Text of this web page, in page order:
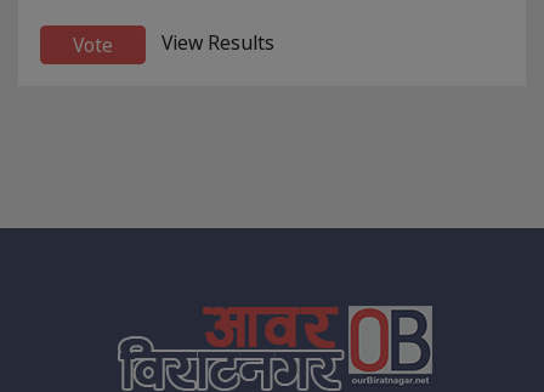
View Results